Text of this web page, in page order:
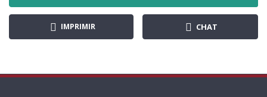
IMPRIMIR CHAT